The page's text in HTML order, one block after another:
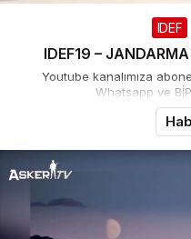
IDEF
IDEF19 –
Youtube kanalımıza
Whatsapp ve